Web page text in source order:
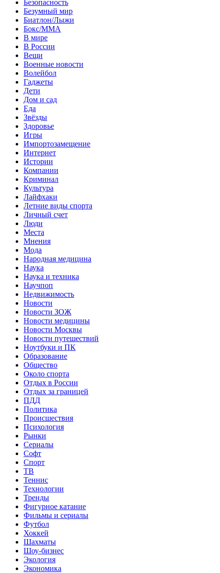
Безопасность
Безумный мир
Биатлон/Лыжи
Бокс/MMA
В мире
В России
Вещи
Военные новости
Волейбол
Гаджеты
Дети
Дом и сад
Еда
Звёзды
Здоровье
Игры
Импортозамещение
Интернет
Истории
Компании
Криминал
Культура
Лайфхаки
Летние виды спорта
Личный счет
Люди
Места
Мнения
Мода
Народная медицина
Наука
Наука и техника
Научпоп
Недвижимость
Новости
Новости ЗОЖ
Новости медицины
Новости Москвы
Новости путешествий
Ноутбуки и ПК
Образование
Общество
Около спорта
Отдых в России
Отдых за границей
ПДД
Политика
Происшествия
Психология
Рынки
Сериалы
Софт
Спорт
ТВ
Теннис
Технологии
Тренды
Фигурное катание
Фильмы и сериалы
Футбол
Хоккей
Шахматы
Шоу-бизнес
Экология
Экономика